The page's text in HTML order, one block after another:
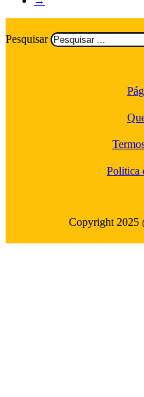
Pesquisar
Politica
Copyright 2025